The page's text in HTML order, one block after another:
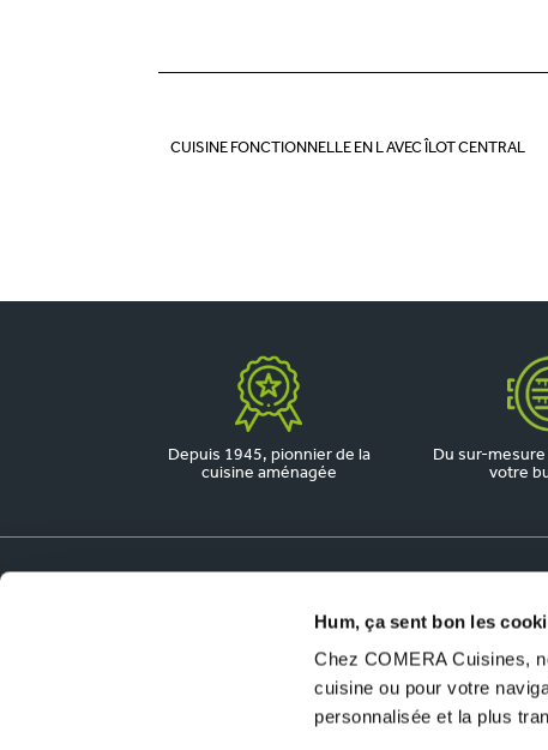
Hum, ça sent bon les
Chez COMERA Cuisines,
cuisine ou pour votre
personnalisée et la plus
CUISINE FONCTIONNELLE EN L AVEC ÎLOT CENTRAL
Depuis 1945, pionnier de la
cuisine aménagée
Du sur-
votre
Ouvrir un magasin COMERA Cuisines